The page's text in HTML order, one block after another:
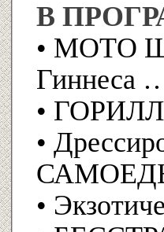
В
• МОТО
Гиннеса
•
•
•